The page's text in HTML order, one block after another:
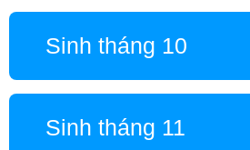
Sinh tháng 10
Sinh tháng 11